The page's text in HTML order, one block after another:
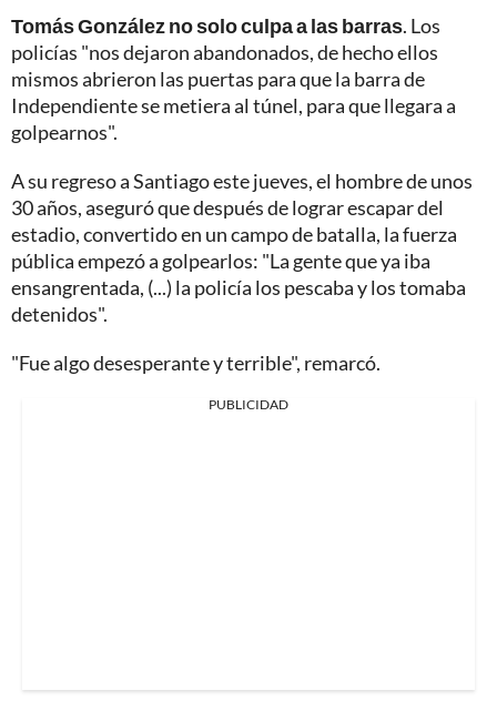
Tomás González no solo culpa a las barras. Los
policías "nos dejaron abandonados, de hecho ellos
mismos abrieron las puertas para que la barra de
Independiente se metiera al túnel, para que llegara a
golpearnos".
A su regreso a Santiago este jueves, el hombre de unos
30 años, aseguró que después de lograr escapar del
estadio, convertido en un campo de batalla, la fuerza
pública empezó a golpearlos: "La gente que ya iba
ensangrentada, (...) la policía los pescaba y los tomaba
detenidos".
"Fue algo desesperante y terrible", remarcó.
PUBLICIDAD